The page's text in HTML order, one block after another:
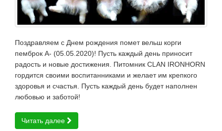
Поздравляем с Днем рождения помет вельш корги
пемброк А- (05.05.2020)! Пусть каждый день приносит
радость и новые достижения. Питомник CLAN IRONHORN
гордится своими воспитанниками и желает им крепкого
здоровья и счастья. Пусть каждый день будет наполнен
любовью и заботой!
Читать далее